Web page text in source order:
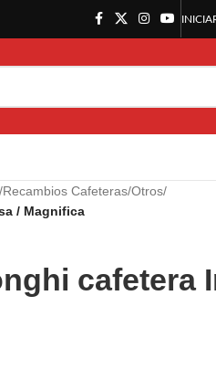
Recambios Cafeteras/Otros/
/ Magnifica
cafetera